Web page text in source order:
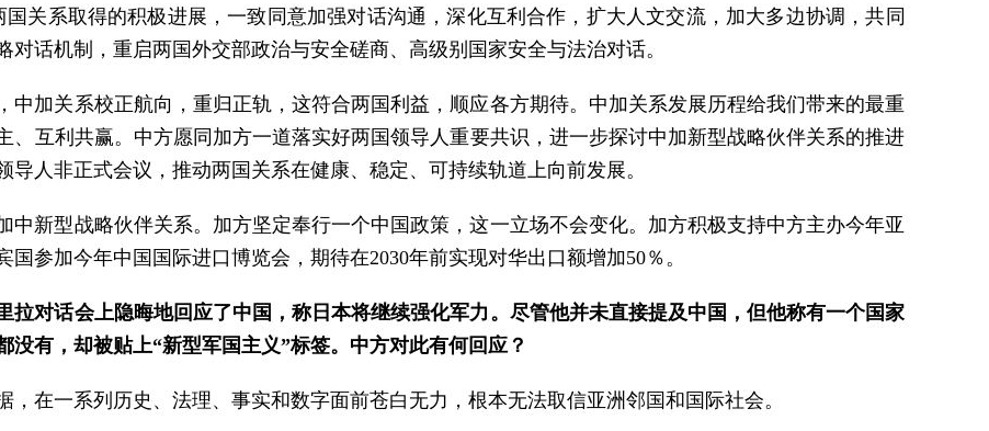
关系取得的积极进展，一致同意加强对话沟通，深化互利合作，扩大人文交流，加大多边协调，共同
话机制，重启两国外交部政治与安全磋商、高级别国家安全与法治对话。
中加关系校正航向，重归正轨，这符合两国利益，顺应各方期待。中加关系发展历程给我们带来的最重
、互利共赢。中方愿同加方一道落实好两国领导人重要共识，进一步探讨中加新型战略伙伴关系的推进
人非正式会议，推动两国关系在健康、稳定、可持续轨道上向前发展。
中新型战略伙伴关系。加方坚定奉行一个中国政策，这一立场不会变化。加方积极支持中方主办今年亚
参加今年中国国际进口博览会，期待在2030年前实现对华出口额增加50％。
拉对话会上隐晦地回应了中国，称日本将继续强化军力。尽管他并未直接提及中国，但他称有一个国家
有，却被贴上“新型军国主义”标签。中方对此有何回应？
在一系列历史、法理、事实和数字面前苍白无力，根本无法取信亚洲邻国和国际社会。